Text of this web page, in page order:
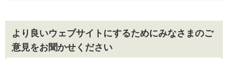
より良いウェブサイトにするためにみなさまのご
意見をお聞かせください